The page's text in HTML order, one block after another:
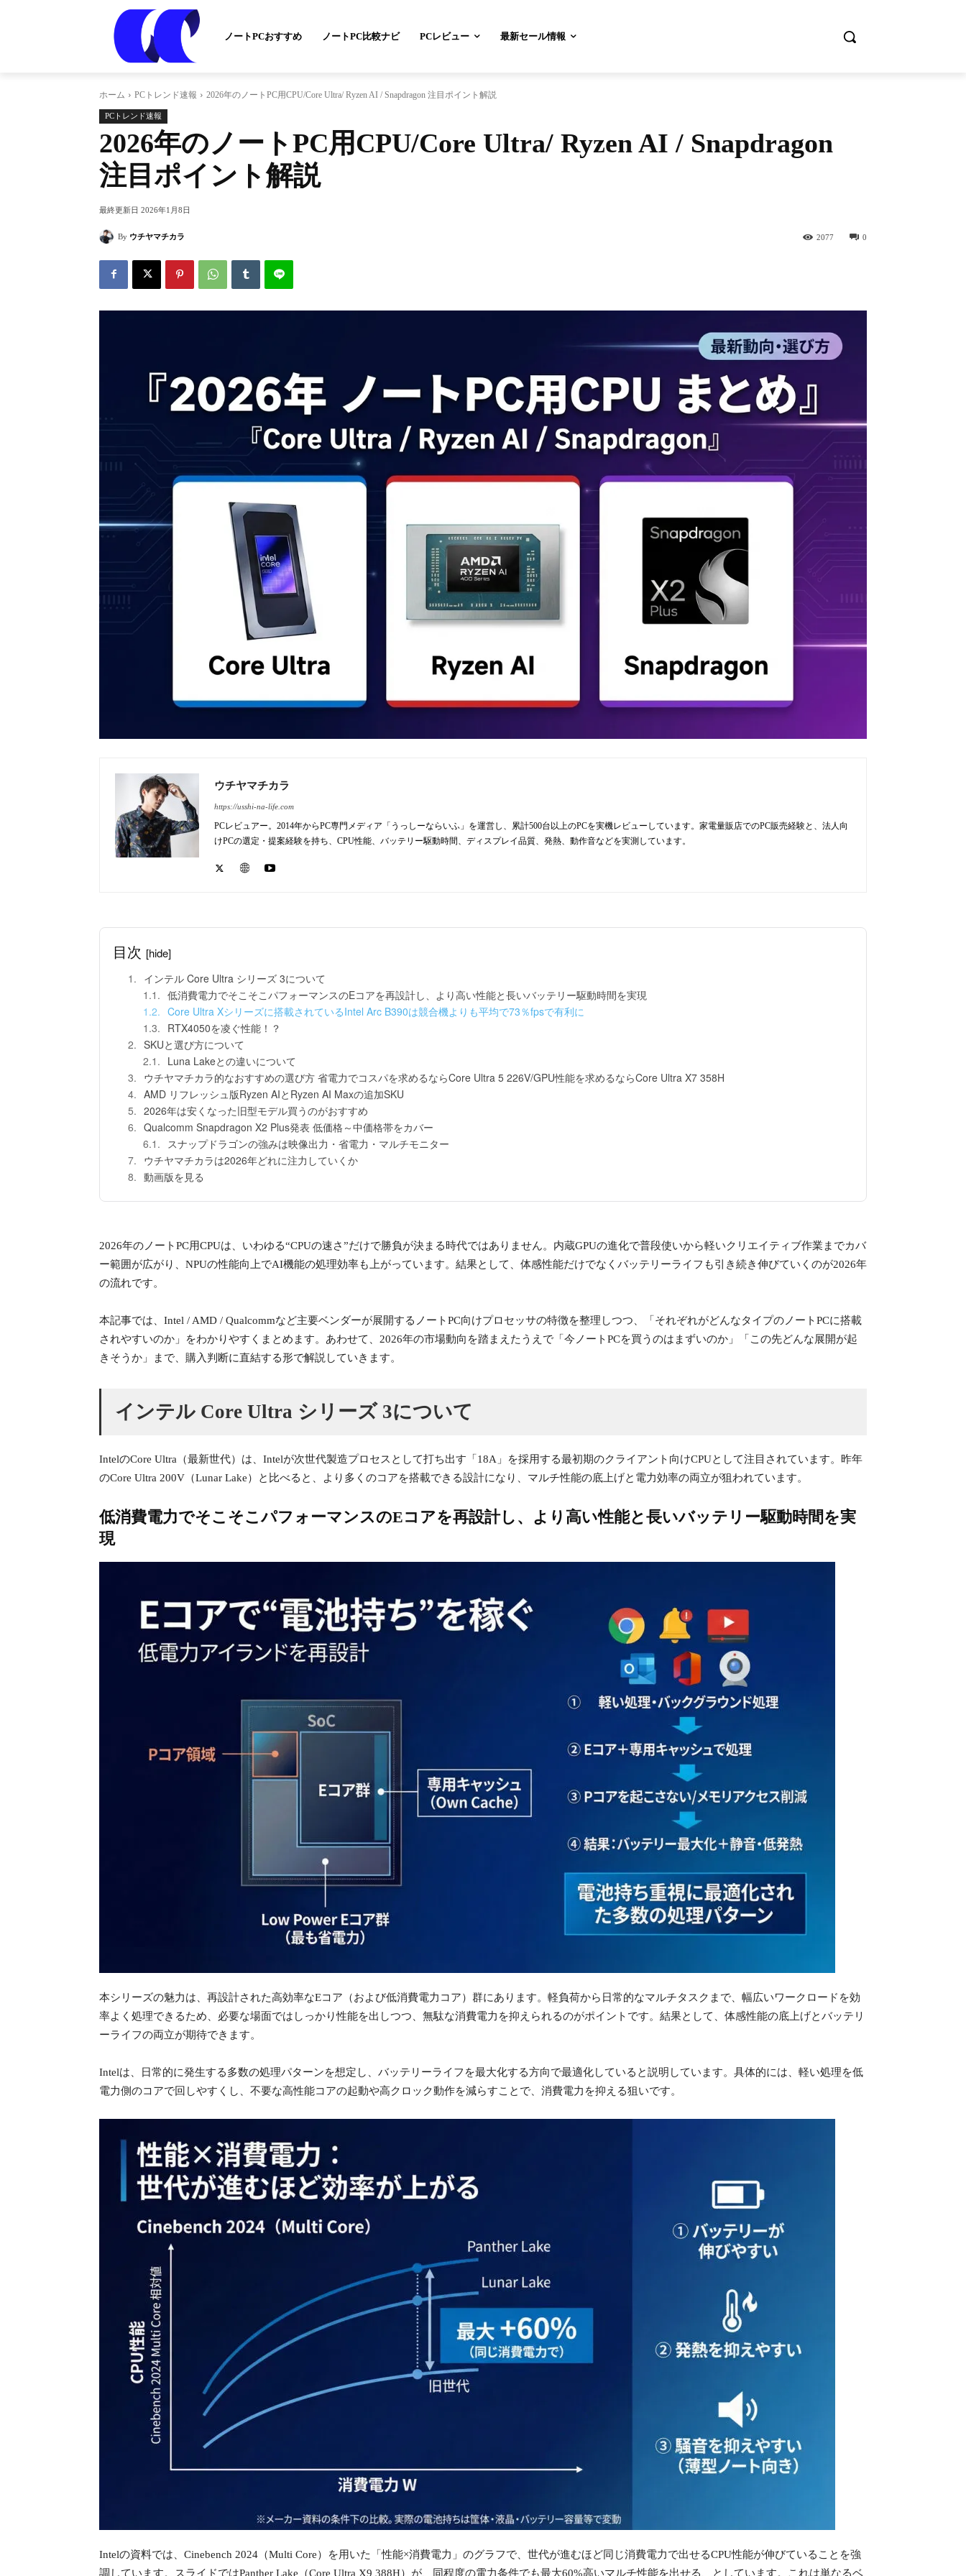
ノートPCおすすめ ノートPC比較ナビ PCレビュー 最新セール情報
ホーム PCトレンド速報 2026年のノートPC用CPU/Core Ultra/ Ryzen AI / Snapdragon 注目ポイント解説
PCトレンド速報
2026年のノートPC用CPU/Core Ultra/ Ryzen AI / Snapdragon
注目ポイント解説
最終更新日 2026年1月8日
By ウチヤマチカラ 0
2077
ウチヤマチカラ
https://usshi-na-life.com
PCレビュアー。2014年からPC専門メディア「うっしーならいふ」を運営し、累計500台以上のPCを実機レビューしています。家電量販店でのPC販売経験と、法人向
けPCの選定・提案経験を持ち、CPU性能、バッテリー駆動時間、ディスプレイ品質、発熱、動作音などを実測しています。
目次 [hide]
インテル Core Ultra シリーズ 3について
低消費電力でそこそこパフォーマンスのEコアを再設計し、より高い性能と長いバッテリー駆動時間を実現
Core Ultra Xシリーズに搭載されているIntel Arc B390は競合機よりも平均で73％fpsで有利に
RTX4050を凌ぐ性能！？
SKUと選び方について
Luna Lakeとの違いについて
ウチヤマチカラ的なおすすめの選び方 省電力でコスパを求めるならCore Ultra 5 226V/GPU性能を求めるならCore Ultra X7 358H
AMD リフレッシュ版Ryzen AIとRyzen AI Maxの追加SKU
2026年は安くなった旧型モデル買うのがおすすめ
Qualcomm Snapdragon X2 Plus発表 低価格～中価格帯をカバー
スナップドラゴンの強みは映像出力・省電力・マルチモニター
ウチヤマチカラは2026年どれに注力していくか
動画版を見る
2026年のノートPC用CPUは、いわゆる“CPUの速さ”だけで勝負が決まる時代ではありません。内蔵GPUの進化で普段使いから軽いクリエイティブ作業までカバ
ー範囲が広がり、NPUの性能向上でAI機能の処理効率も上がっています。結果として、体感性能だけでなくバッテリーライフも引き続き伸びていくのが2026年
の流れです。
本記事では、Intel / AMD / Qualcommなど主要ベンダーが展開するノートPC向けプロセッサの特徴を整理しつつ、「それぞれがどんなタイプのノートPCに搭載
されやすいのか」をわかりやすくまとめます。あわせて、2026年の市場動向を踏まえたうえで「今ノートPCを買うのはまずいのか」「この先どんな展開が起
きそうか」まで、購入判断に直結する形で解説していきます。
インテル Core Ultra シリーズ 3について
IntelのCore Ultra（最新世代）は、Intelが次世代製造プロセスとして打ち出す「18A」を採用する最初期のクライアント向けCPUとして注目されています。昨年
のCore Ultra 200V（Lunar Lake）と比べると、より多くのコアを搭載できる設計になり、マルチ性能の底上げと電力効率の両立が狙われています。
低消費電力でそこそこパフォーマンスのEコアを再設計し、より高い性能と長いバッテリー駆動時間を実
現
本シリーズの魅力は、再設計された高効率なEコア（および低消費電力コア）群にあります。軽負荷から日常的なマルチタスクまで、幅広いワークロードを効
率よく処理できるため、必要な場面ではしっかり性能を出しつつ、無駄な消費電力を抑えられるのがポイントです。結果として、体感性能の底上げとバッテリ
ーライフの両立が期待できます。
Intelは、日常的に発生する多数の処理パターンを想定し、バッテリーライフを最大化する方向で最適化していると説明しています。具体的には、軽い処理を低
電力側のコアで回しやすくし、不要な高性能コアの起動や高クロック動作を減らすことで、消費電力を抑える狙いです。
Intelの資料では、Cinebench 2024（Multi Core）を用いた「性能×消費電力」のグラフで、世代が進むほど同じ消費電力で出せるCPU性能が伸びていることを強
調しています。スライドではPanther Lake（Core Ultra X9 388H）が、同程度の電力条件でも最大60%高いマルチ性能を出せる、としています。これは単なるベ